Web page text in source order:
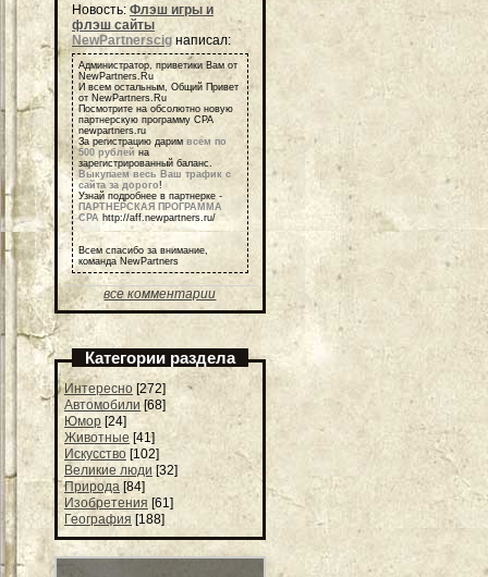
Новость: Флэш игры и
флэш сайты
NewPartnerscigнаписал:
Администратор, приветики Вам от
NewPartners.Ru
И всем остальным, Общий Привет
от NewPartners.Ru
Посмотрите на обсолютно новую
партнерскую программу СРА
newpartners.ru
За регистрацию дарим всем по
500 рублей на
зарегистрированный баланс.
Выкупаем весь Ваш трафик с
сайта за дорого!
Узнай подробнее в партнерке -
ПАРТНЕРСКАЯ ПРОГРАММА
СРА http://aff.newpartners.ru/
Всем спасибо за внимание,
команда NewPartners
все комментарии
Категории раздела
Интересно [272]
Автомобили [68]
Юмор [24]
Животные [41]
Искусство [102]
Великие люди [32]
Природа [84]
Изобретения [61]
География [188]